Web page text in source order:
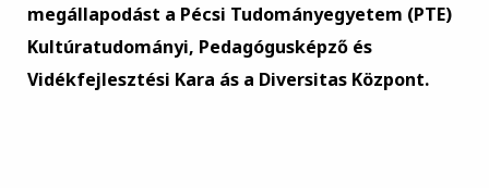
megállapodást a Pécsi Tudományegyetem (PTE)
Kultúratudományi, Pedagógusképző és
Vidékfejlesztési Kara ás a Diversitas Központ.